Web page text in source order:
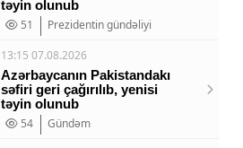
təyin olunub
51
Prezidentin gündəliyi
13:15 07.08.2026
Azərbaycanın Pakistandakı
səfiri geri çağırılıb, yenisi
təyin olunub
54
Gündəm